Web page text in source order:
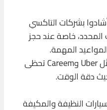
بشركات التاكسي
خاصة عند حجز
المهمة.
تطبيقات التاكسي مثل Uber وCareem تحظى
دقة الوقت.
النظيفة والمكيفة